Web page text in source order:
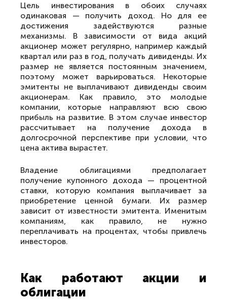
Цель инвестирования в обоих случаях
одинаковая — получить доход. Но для ее
достижения задействуются разные
механизмы. В зависимости от вида акций
акционер может регулярно, например каждый
квартал или раз в год, получать дивиденды. Их
размер не является постоянным значением,
поэтому может варьироваться. Некоторые
эмитенты не выплачивают дивиденды своим
акционерам. Как правило, это молодые
компании, которые направляют всю свою
прибыль на развитие. В этом случае инвестор
рассчитывает на получение дохода в
долгосрочной перспективе при условии, что
цена актива вырастет.
Владение облигациями предполагает
получение купонного дохода — процентной
ставки, которую компания выплачивает за
приобретение ценной бумаги. Их размер
зависит от известности эмитента. Именитым
компаниям, как правило, не нужно
переплачивать на процентах, чтобы привлечь
инвесторов.
Как работают акции и
облигации